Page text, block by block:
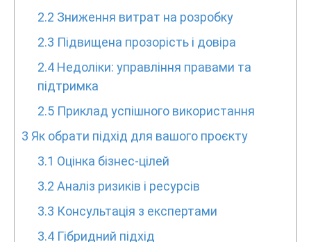
2.2 Зниження витрат на розробку
2.3 Підвищена прозорість і довіра
2.4Недоліки: управління правами та
підтримка
2.5Приклад успішного використання
3 Як обрати підхід для вашого проєкту
3.1 Оцінка бізнес-цілей
3.2 Аналіз ризиків і ресурсів
3.3 Консультація з експертами
3.4Гібридний підхід